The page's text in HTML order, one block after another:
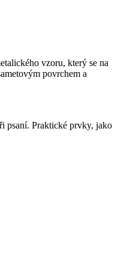
vzoru, který se na
povrchem a
psaní. Praktické prvky, jako